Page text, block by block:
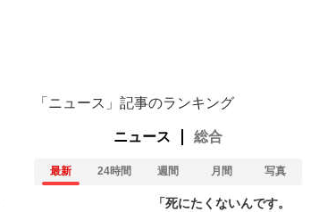
べて
「ニュース」記事のランキング
ニュース 総合
最新 24時間 週間 月間 写真
「死にたくないんです。